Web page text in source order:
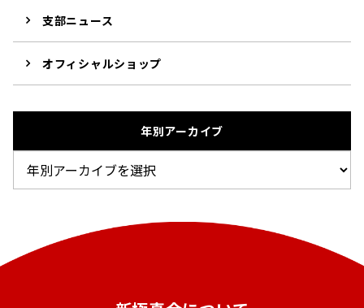
支部ニュース
オフィシャルショップ
年別アーカイブ